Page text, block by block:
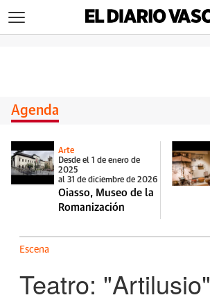
Agenda
Arte
Desde el 1 de enero de
2025
al 31 de diciembre de 2026
Oiasso, Museo de la
Romanización
Escena
Teatro: "Artilusio"